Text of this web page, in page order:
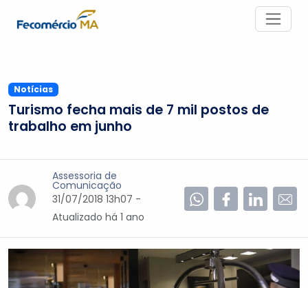
Notícias
Turismo fecha mais de 7 mil postos de
trabalho em junho
Assessoria de
Comunicação
31/07/2018 13h07 -
Atualizadohá 1 ano